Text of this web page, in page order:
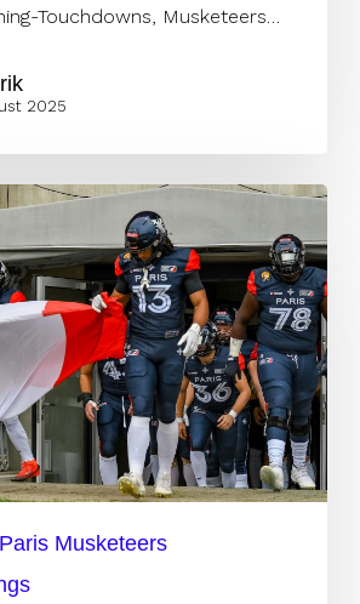
Touchdowns, Musketeers…
2025
Paris Musketeers